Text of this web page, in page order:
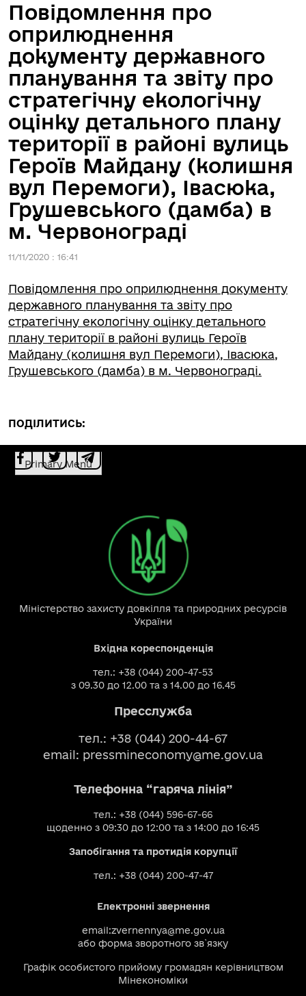
Повідомлення про
оприлюднення
документу державного
планування та звіту про
стратегічну екологічну
оцінку детального плану
території в районі вулиць
Героїв Майдану (колишня
вул Перемоги), Івасюка,
Грушевського (дамба) в
м. Червонограді
11/11/2020 : 16:41
Повідомлення про оприлюднення документу
державного планування та звіту про
стратегічну екологічну оцінку детального
плану території в районі вулиць Героїв
Майдану (колишня вул Перемоги), Івасюка,
Грушевського (дамба) в м. Червонограді.
ПОДІЛИТИСЬ:
Primary Menu
Міністерство захисту довкілля та природних ресурсів
України
Вхідна кореспонденція
тел.: +38 (044) 200-47-53
з 09.30 до 12.00 та з 14.00 до 16.45
Пресслужба
тел.: +38 (044) 200-44-67
email: pressmineconomy@me.gov.ua
Телефонна “гаряча лінія”
тел.: +38 (044) 596-67-66
щоденно з 09:30 до 12:00 та з 14:00 до 16:45
Запобігання та протидія корупції
тел.: +38 (044) 200-47-47
Електронні звернення
email:zvernennya@me.gov.ua
або форма зворотного зв`язку
Графік особистого прийому громадян керівництвом
Мінекономіки